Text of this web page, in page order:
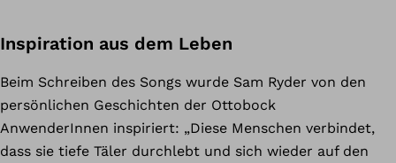
Inspiration aus dem Leben
Beim Schreiben des Songs wurde Sam Ryder von den
persönlichen Geschichten der Ottobock
AnwenderInnen inspiriert: „Diese Menschen verbindet,
dass sie tiefe Täler durchlebt und sich wieder auf den